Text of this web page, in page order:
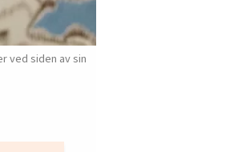
ved siden av sin